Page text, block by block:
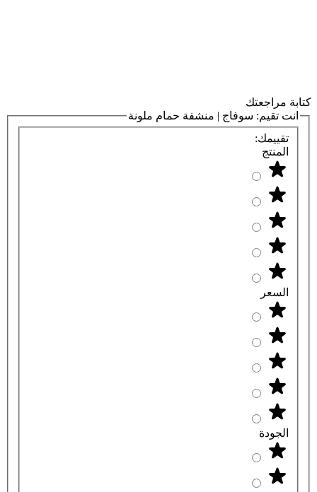
كتابة مراجعتك
انت تقيم: سوفاج | منشفة حمام ملونة
تقييمك:
المنتج
السعر
الجودة